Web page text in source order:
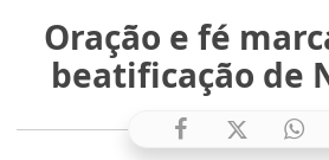
Oração e fé
beatificação de